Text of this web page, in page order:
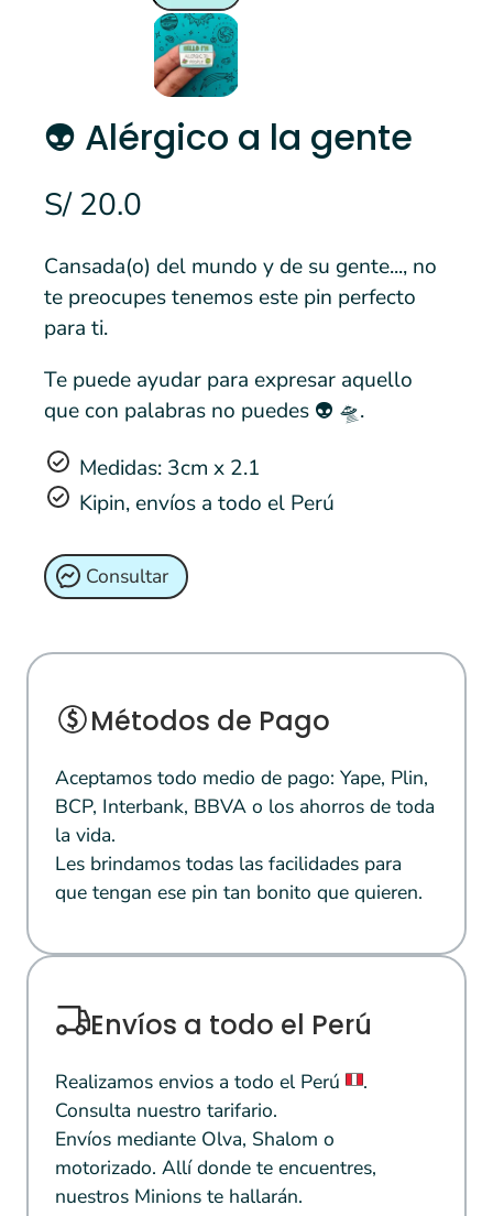
👽 Alérgico a la gente
S/ 20.0
Cansada(o) del mundo y de su gente..., no
te preocupes tenemos este pin perfecto
para ti.
Te puede ayudar para expresar aquello
que con palabras no puedes 👽 🛸.
Medidas: 3cm x 2.1
Kipin, envíos a todo el Perú
Consultar
Métodos de Pago
Aceptamos todo medio de pago: Yape, Plin,
BCP, Interbank, BBVA o los ahorros de toda
la vida.
Les brindamos todas las facilidades para
que tengan ese pin tan bonito que quieren.
Envíos a todo el Perú
Realizamos envios a todo el Perú
.
Consulta nuestro tarifario.
Envíos mediante Olva, Shalom o
motorizado. Allí donde te encuentres,
nuestros Minions te hallarán.